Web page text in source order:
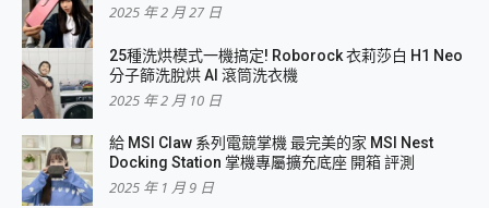
2025 年 2 月 27 日
25種洗烘模式一機搞定! Roborock 衣莉莎白 H1 Neo
分子篩洗脫烘 AI 滾筒洗衣機
2025 年 2 月 10 日
給 MSI Claw 系列電競掌機 最完美的家 MSI Nest
Docking Station 掌機專屬擴充底座 開箱 評測
2025 年 1 月 9 日